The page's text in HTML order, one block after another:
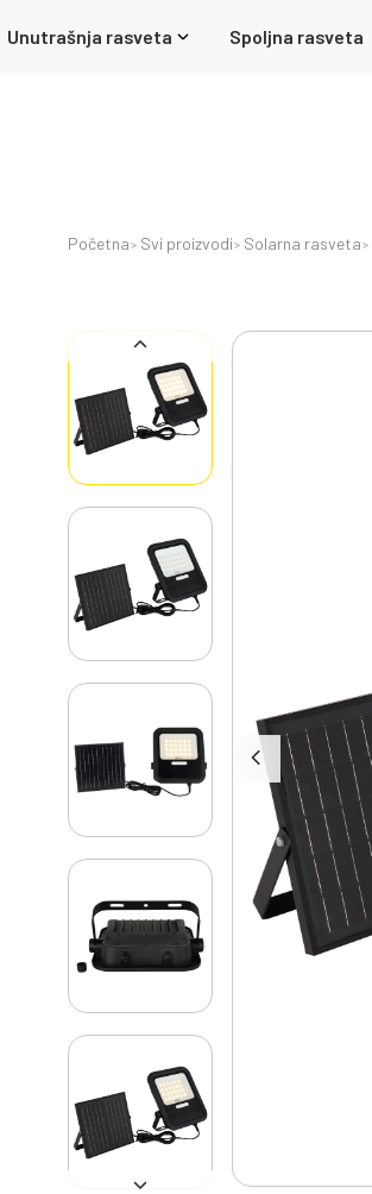
Unutrašnja rasveta Spoljna rasveta
Početna Svi proizvodi Solarna rasveta